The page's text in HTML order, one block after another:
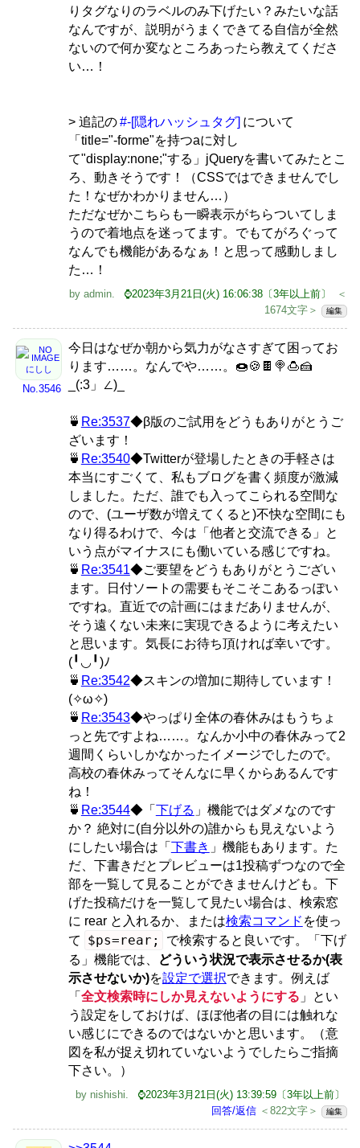
りタグなりのラベルのみ下げたい？みたいな話
なんですが、説明がうまくできてる自信が全然
ないので何か変なところあったら教えてくださ
い…！
> 追記の#-[隠れハッシュタグ] について
「title="-forme"を持つaに対し
て"display:none;"する」jQueryを書いてみたとこ
ろ、動きそうです！（CSSではできませんでし
た！なぜかわかりません…）
ただなぜかこちらも一瞬表示がちらついてしま
うので着地点を迷ってます。でもてがろぐって
なんでも機能があるなぁ！と思って感動しまし
た…！
by admin. ⌚2023年3月21日(火) 16:06:38〔3年以上前〕
＜
1674文字＞
編集
にしし
No.3546
今日はなぜか朝から気力がなさすぎて困ってお
ります……。なんでや……。🍩🍪🍫🍭🍮🍰
_(:3」∠)_
🍵 Re:3537◆β版のご試用をどうもありがとうご
ざいます！
🍵 Re:3540◆Twitterが登場したときの手軽さは
本当にすごくて、私もブログを書く頻度が激減
しました。ただ、誰でも入ってこられる空間な
ので、(ユーザ数が増えてくると)不快な空間にも
なり得るわけで、今は「他者と交流できる」と
いう点がマイナスにも働いている感じですね。
🍵 Re:3541◆ご要望をどうもありがとうござい
ます。日付ソートの需要もそこそこあるっぽい
ですね。直近での計画にはまだありませんが、
そう遠くない未来に実現できるように考えたい
と思います。気長にお待ち頂ければ幸いです。
(╹◡╹)ﾉ
🍵 Re:3542◆スキンの増加に期待しています！
(✧ω✧)
🍵 Re:3543◆やっぱり全体の春休みはもうちょ
っと先ですよね……。なんか小中の春休みって2
週間くらいしかなかったイメージでしたので。
高校の春休みってそんなに早くからあるんです
ね！
🍵 Re:3544◆「 下げる 」機能ではダメなのです
か？ 絶対に(自分以外の)誰からも見えないよう
にしたい場合は「 下書き 」機能もあります。た
だ、下書きだとプレビューは1投稿ずつなので全
部を一覧して見ることができませんけども。下
げた投稿だけを一覧して見たい場合は、検索窓
に rear と入れるか、または検索コマンド を使っ
て
$ps=rear;
で検索すると良いです。「下げ
る」機能では、
どういう状況で表示させるか(表
示させないか)を設定で選択できます。例えば
「 全文検索時にしか見えないようにする 」とい
う設定をしておけば、ほぼ他者の目には触れな
い感じにできるのではないかと思います。（意
図を私が捉え切れていないようでしたらご指摘
下さい。）
by nishishi.
⌚2023年3月21日(火) 13:39:59〔3年以上前〕
回答/返信 ＜822文字＞ 編集